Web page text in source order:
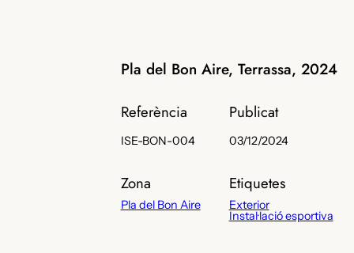
Pla del Bon Aire, Terrassa, 2024
Referència
ISE-BON-004
Zona
Pla del Bon Aire
Publicat
03/12/2024
Etiquetes
Exterior
Instal·lació esportiva